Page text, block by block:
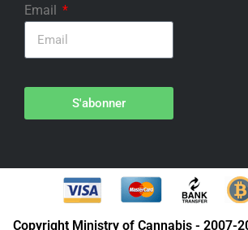
Email
S'abonner
Copyright Ministry of Cannabis - 2007-